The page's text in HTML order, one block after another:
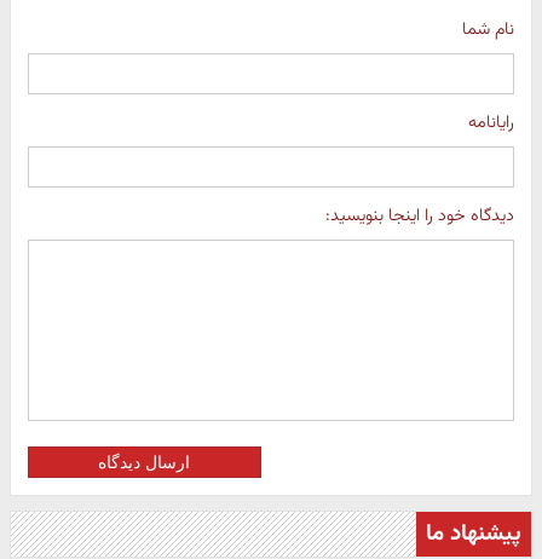
نام شما
رایانامه
دیدگاه خود را اینجا بنویسید:
ارسال دیدگاه
پیشنهاد ما